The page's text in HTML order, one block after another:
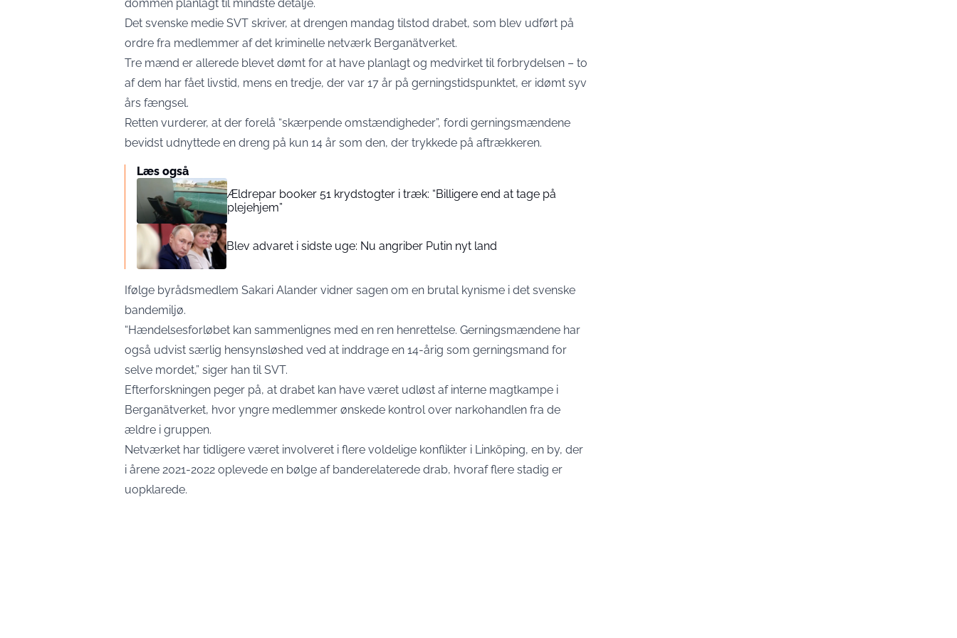
dommen planlagt til mindste detalje.
Det svenske medie SVT skriver, at drengen mandag tilstod drabet, som blev udført på
ordre fra medlemmer af det kriminelle netværk Berganätverket.
Tre mænd er allerede blevet dømt for at have planlagt og medvirket til forbrydelsen – to
af dem har fået livstid, mens en tredje, der var 17 år på gerningstidspunktet, er idømt syv
års fængsel.
Retten vurderer, at der forelå “skærpende omstændigheder”, fordi gerningsmændene
bevidst udnyttede en dreng på kun 14 år som den, der trykkede på aftrækkeren.
Læs også
Ældrepar booker 51 krydstogter i træk: “Billigere end at tage på
plejehjem”
Blev advaret i sidste uge: Nu angriber Putin nyt land
Ifølge byrådsmedlem Sakari Alander vidner sagen om en brutal kynisme i det svenske
bandemiljø.
“Hændelsesforløbet kan sammenlignes med en ren henrettelse. Gerningsmændene har
også udvist særlig hensynsløshed ved at inddrage en 14-årig som gerningsmand for
selve mordet,” siger han til SVT.
Efterforskningen peger på, at drabet kan have været udløst af interne magtkampe i
Berganätverket, hvor yngre medlemmer ønskede kontrol over narkohandlen fra de
ældre i gruppen.
Netværket har tidligere været involveret i flere voldelige konflikter i Linköping, en by, der
i årene 2021-2022 oplevede en bølge af banderelaterede drab, hvoraf flere stadig er
uopklarede.